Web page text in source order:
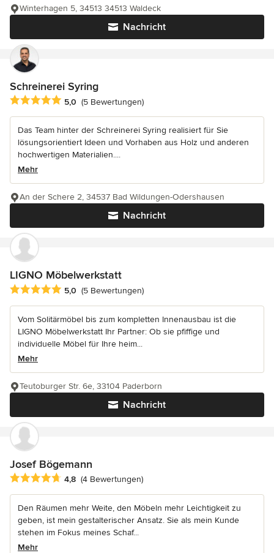
Nachricht
Winterhagen 5, 34513 34513 Waldeck
Schreinerei Syring
Durchschnittliche Bewertung: 5 von 5 Sternen
5,0 (5 Bewertungen)
Das Team hinter der Schreinerei Syring realisiert für Sie
lösungsorientiert Ideen und Vorhaben aus Holz und anderen
hochwertigen Materialien....
Mehr
Nachricht
An der Schere 2, 34537 Bad Wildungen-Odershausen
LIGNO Möbelwerkstatt
Durchschnittliche Bewertung: 5 von 5 Sternen
5,0 (5 Bewertungen)
Vom Solitärmöbel bis zum kompletten Innenausbau ist die
LIGNO Möbelwerkstatt Ihr Partner: Ob sie pfiffige und
individuelle Möbel für Ihre heim...
Mehr
Nachricht
Teutoburger Str. 6e, 33104 Paderborn
Josef Bögemann
Durchschnittliche Bewertung: 4.8 von 5 Sternen
4,8 (4 Bewertungen)
Den Räumen mehr Weite, den Möbeln mehr Leichtigkeit zu
geben, ist mein gestalterischer Ansatz. Sie als mein Kunde
stehen im Fokus meines Schaf...
Mehr